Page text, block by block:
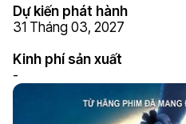
Dự kiến phát hành
31 Tháng 03, 2027
Kinh phí sản xuất
-